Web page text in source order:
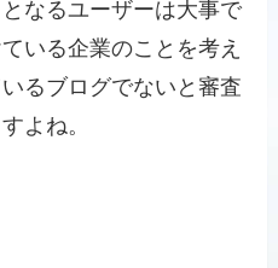
なるユーザーは大事で
いる企業のことを考え
るブログでないと審査
よね。